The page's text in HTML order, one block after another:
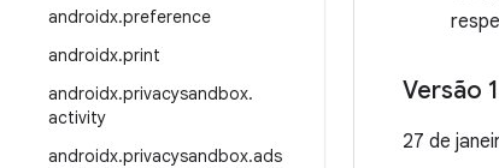
androidx.preference
androidx.print
androidx.privacysandbox.
activity
androidx.privacysandbox.ads
Versão 1
27 de